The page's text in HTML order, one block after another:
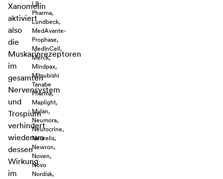
Xanomelin
aktiviert
also
die
Muskarinrezeptoren
im
gesamten
Nervensystem
und
Trospium
verhindert
wiederum
dessen
Wirkung
im
LB
Pharma,
Lundbeck,
MedAvante-
Prophase,
MedInCell,
Merck,
Mindpax,
Mitsubishi
Tanabe
Pharma,
Maplight,
Mylan,
Neumora,
Neurocrine,
Neurelis,
Newron,
Noven,
Novo
Nordisk,